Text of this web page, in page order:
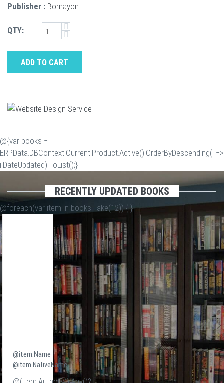
Publisher : Bornayon
QTY:
ADD TO CART
@{var books =
ERP.Data.DBContext.Current.Product.Active().OrderByDescending(i =>
i.DateUpdated).ToList();}
RECENTLY UPDATED BOOKS
@foreach(var item in books.Take(12)) {}
@item.Name
@item.NativeName